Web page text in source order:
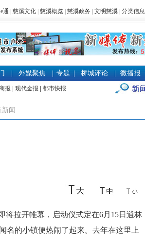
通 慈溪文化 慈溪概览 慈溪政务 文明慈溪 分类信息
外媒聚焦 专题 桥城评论 微播报
报 现代金报 都市快报
新闻
拉开帷幕，启动仪式定在6月15日逍林
名的小镇便热闹了起来。去年在这里上